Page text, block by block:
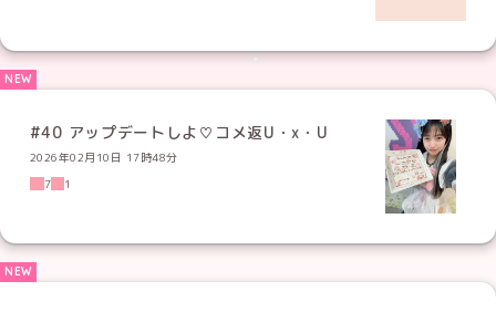
#40 アップデートしよ♡コメ返U・x・U
2026年02月10日 17時48分
7
1